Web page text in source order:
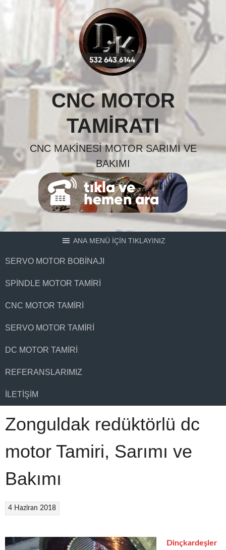
CNC MOTOR
TAMIRATI
CNC MAKINESI MOTOR SARIMI VE
BAKIMI
ANA MENÜ İÇİN TIKLAYINIZ
SERVO MOTOR BOBINAJI
SPINDLE MOTOR TAMIRI
CNC MOTOR TAMIRI
SERVO MOTOR TAMIRI
DC MOTOR TAMIRI
REFERANSLARIMIZ
İLETIŞIM
Zonguldak redüktörlü dc
motor Tamiri, Sarımı ve
Bakımı
4 Haziran 2018
Dinçkardeşler